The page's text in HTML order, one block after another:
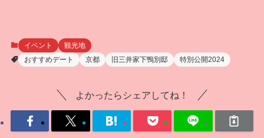
イベント
観光地
おすすめデート
京都 旧三井家下鴨別邸 特別公開2024
よかったらシェアしてね！